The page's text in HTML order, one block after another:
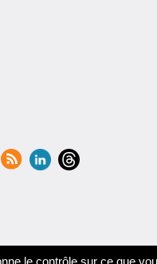
Accessibilité
le contrôle sur ce que